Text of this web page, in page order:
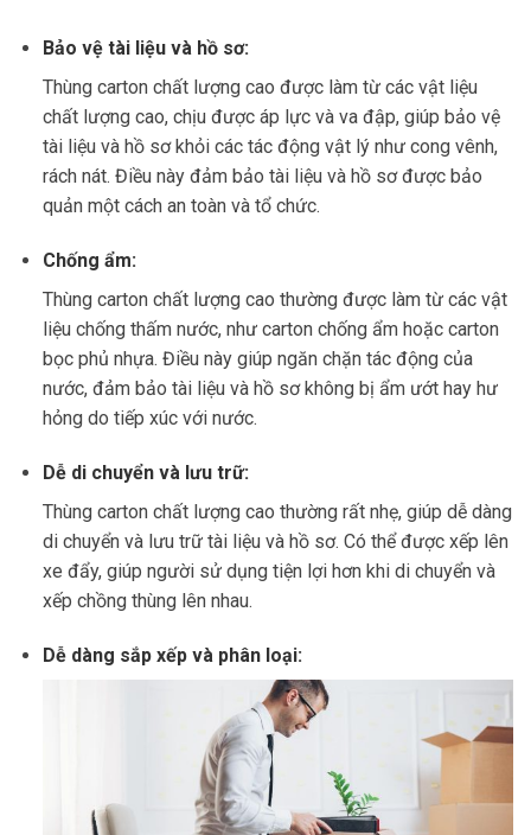
Bảo vệ tài liệu và hồ sơ:
Thùng carton chất lượng cao được làm từ các vật liệu
chất lượng cao, chịu được áp lực và va đập, giúp bảo vệ
tài liệu và hồ sơ khỏi các tác động vật lý như cong vênh,
rách nát. Điều này đảm bảo tài liệu và hồ sơ được bảo
quản một cách an toàn và tổ chức.
Chống ẩm:
Thùng carton chất lượng cao thường được làm từ các vật
liệu chống thấm nước, như carton chống ẩm hoặc carton
bọc phủ nhựa. Điều này giúp ngăn chặn tác động của
nước, đảm bảo tài liệu và hồ sơ không bị ẩm ướt hay hư
hỏng do tiếp xúc với nước.
Dễ di chuyển và lưu trữ:
Thùng carton chất lượng cao thường rất nhẹ, giúp dễ dàng
di chuyển và lưu trữ tài liệu và hồ sơ. Có thể được xếp lên
xe đẩy, giúp người sử dụng tiện lợi hơn khi di chuyển và
xếp chồng thùng lên nhau.
Dễ dàng sắp xếp và phân loại: